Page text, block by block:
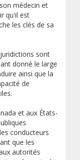
médecin et
qu'il est
les clés de sa
sont
donné le large
ainsi que la
de
et aux États-
conducteurs
que les
autorités